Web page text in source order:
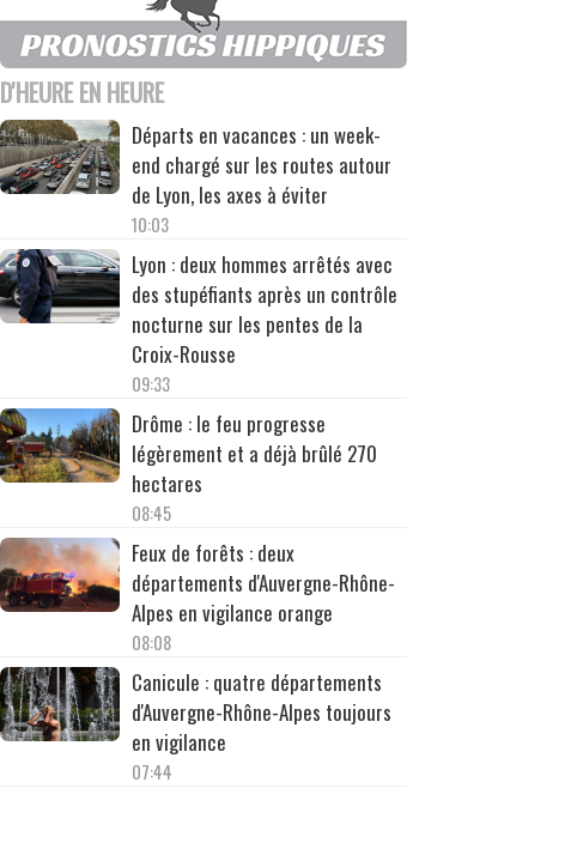
D'HEURE EN HEURE
Départs en vacances : un week-
end chargé sur les routes autour
de Lyon, les axes à éviter
10:03
Lyon : deux hommes arrêtés avec
des stupéfiants après un contrôle
nocturne sur les pentes de la
Croix-Rousse
09:33
Drôme : le feu progresse
légèrement et a déjà brûlé 270
hectares
08:45
Feux de forêts : deux
départements d'Auvergne-Rhône-
Alpes en vigilance orange
08:08
Canicule : quatre départements
d'Auvergne-Rhône-Alpes toujours
en vigilance
07:44